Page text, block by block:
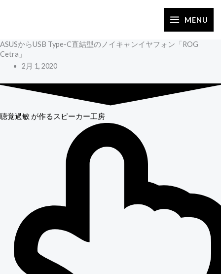
ス
キ
プ
MENU
ASUSからUSB Type-C直結型のノイキャンイヤフォン「ROG
Cetra」
2月 1, 2020
聴覚過敏 が作るスピーカー工房